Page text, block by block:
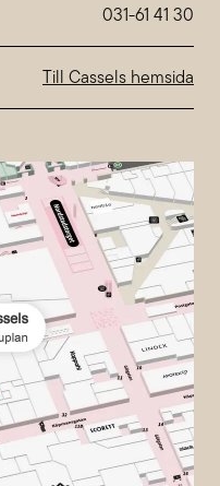
031-61 41 30
Till Cassels hemsida